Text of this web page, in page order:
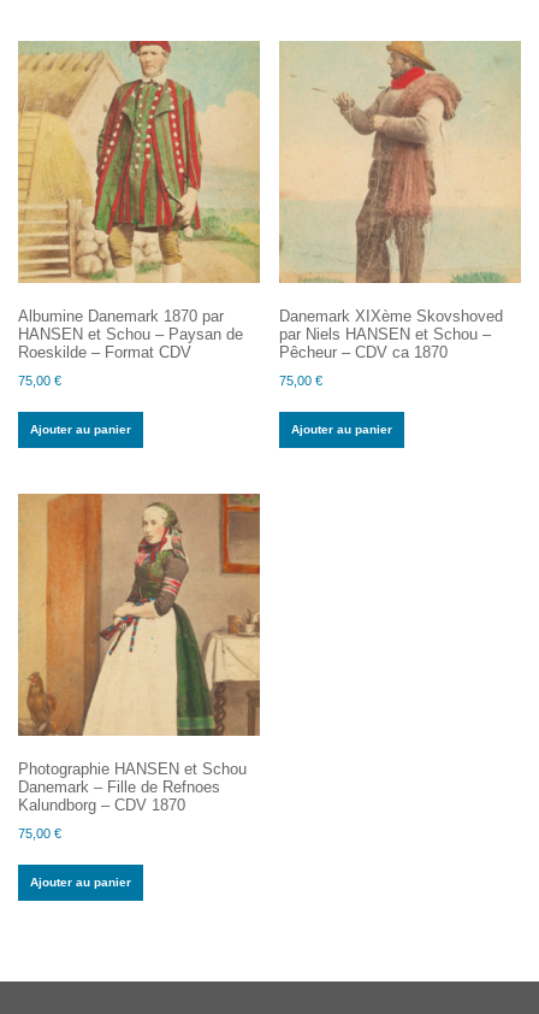
Albumine Danemark 1870 par
HANSEN et Schou – Paysan de
Roeskilde – Format CDV
75,00 €
Ajouter au panier
Danemark XIXème Skovshoved
par Niels HANSEN et Schou –
Pêcheur – CDV ca 1870
75,00€
Ajouter au panier
Photographie HANSEN et Schou
Danemark – Fille de Refnoes
Kalundborg – CDV 1870
75,00 €
Ajouter au panier